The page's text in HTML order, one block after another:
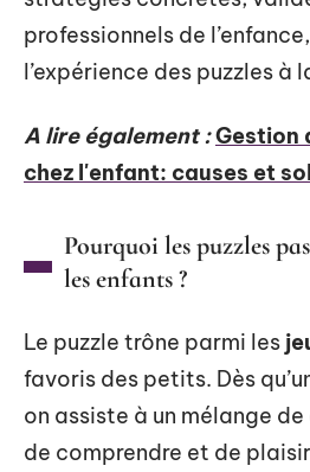
professionnels de
l’expérience des puzzles à
A lire également :Gestion
chez l'enfant: causes et
Pourquoi les puzzles
les enfants ?
Le puzzle trône parmi les
favoris des petits. Dès
on assiste à un mélange
de comprendre et de